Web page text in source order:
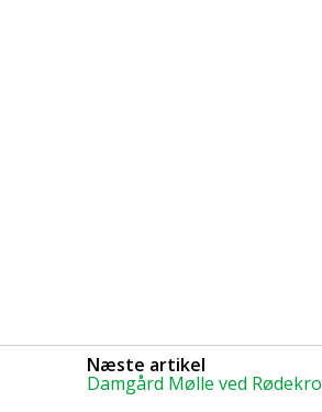
Næste artikel
Damgård Mølle ved Rødekro